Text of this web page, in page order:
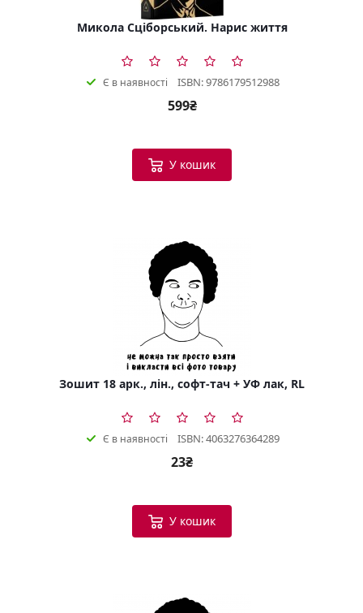
Микола Сціборський. Нарис життя
Є в наявності ISBN: 9786179512988
599₴
У кошик
Зошит 18 арк., лін., софт-тач + УФ лак, RL
Є в наявності ISBN: 4063276364289
23₴
У кошик